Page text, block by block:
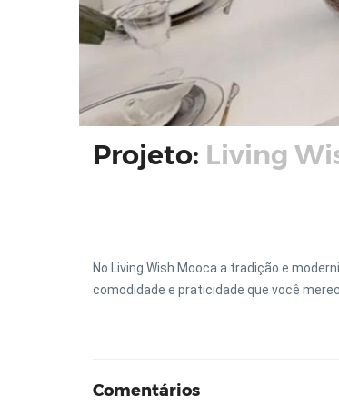
Projeto: Living
No Living Wish Mooca a tradição e
comodidade e praticidade que você
Comentários